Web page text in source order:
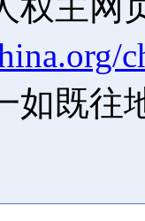
如既往